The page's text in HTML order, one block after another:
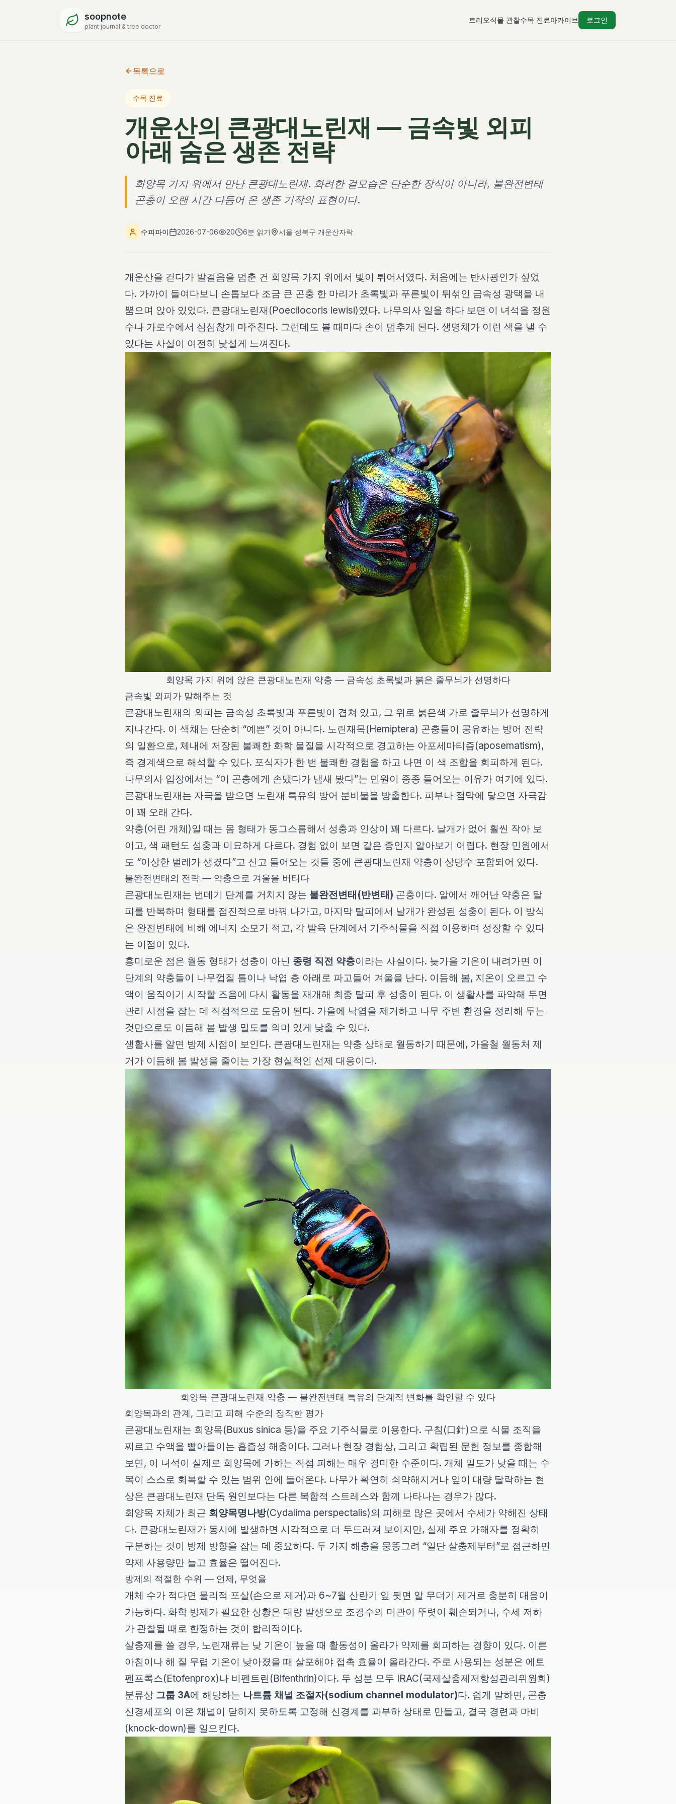
soopnote
plant journal & tree doctor
트리오식물 관찰수목 진료아카이브 로그인
목록으로
수목 진료
개운산의 큰광대노린재 — 금속빛 외피
아래 숨은 생존 전략
회양목 가지 위에서 만난 큰광대노린재. 화려한 겉모습은 단순한 장식이 아니라, 불완전변태
곤충이 오랜 시간 다듬어 온 생존 기작의 표현이다.
수피파이 2026-07-06 20 6분 읽기 서울 성북구 개운산자락
개운산을 걷다가 발걸음을 멈춘 건 회양목 가지 위에서 빛이 튀어서였다. 처음에는 반사광인가 싶었
다. 가까이 들여다보니 손톱보다 조금 큰 곤충 한 마리가 초록빛과 푸른빛이 뒤섞인 금속성 광택을 내
뿜으며 앉아 있었다. 큰광대노린재(Poecilocoris lewisi)였다. 나무의사 일을 하다 보면 이 녀석을 정원
수나 가로수에서 심심찮게 마주친다. 그런데도 볼 때마다 손이 멈추게 된다. 생명체가 이런 색을 낼 수
있다는 사실이 여전히 낯설게 느껴진다.
회양목 가지 위에 앉은 큰광대노린재 약충 — 금속성 초록빛과 붉은 줄무늬가 선명하다
금속빛 외피가 말해주는 것
큰광대노린재의 외피는 금속성 초록빛과 푸른빛이 겹쳐 있고, 그 위로 붉은색 가로 줄무늬가 선명하게
지나간다. 이 색채는 단순히 “예쁜” 것이 아니다. 노린재목(Hemiptera) 곤충들이 공유하는 방어 전략
의 일환으로, 체내에 저장된 불쾌한 화학 물질을 시각적으로 경고하는 아포세마티즘(aposematism),
즉 경계색으로 해석할 수 있다. 포식자가 한 번 불쾌한 경험을 하고 나면 이 색 조합을 회피하게 된다.
나무의사 입장에서는 “이 곤충에게 손댔다가 냄새 봤다”는 민원이 종종 들어오는 이유가 여기에 있다.
큰광대노린재는 자극을 받으면 노린재 특유의 방어 분비물을 방출한다. 피부나 점막에 닿으면 자극감
이 꽤 오래 간다.
약충(어린 개체)일 때는 몸 형태가 동그스름해서 성충과 인상이 꽤 다르다. 날개가 없어 훨씬 작아 보
이고, 색 패턴도 성충과 미묘하게 다르다. 경험 없이 보면 같은 종인지 알아보기 어렵다. 현장 민원에서
도 “이상한 벌레가 생겼다”고 신고 들어오는 것들 중에 큰광대노린재 약충이 상당수 포함되어 있다.
불완전변태의 전략 — 약충으로 겨울을 버티다
큰광대노린재는 번데기 단계를 거치지 않는 불완전변태(반변태) 곤충이다. 알에서 깨어난 약충은 탈
피를 반복하며 형태를 점진적으로 바꿔 나가고, 마지막 탈피에서 날개가 완성된 성충이 된다. 이 방식
은 완전변태에 비해 에너지 소모가 적고, 각 발육 단계에서 기주식물을 직접 이용하며 성장할 수 있다
는 이점이 있다.
흥미로운 점은 월동 형태가 성충이 아닌 종령 직전 약충이라는 사실이다. 늦가을 기온이 내려가면 이
단계의 약충들이 나무껍질 틈이나 낙엽 층 아래로 파고들어 겨울을 난다. 이듬해 봄, 지온이 오르고 수
액이 움직이기 시작할 즈음에 다시 활동을 재개해 최종 탈피 후 성충이 된다. 이 생활사를 파악해 두면
관리 시점을 잡는 데 직접적으로 도움이 된다. 가을에 낙엽을 제거하고 나무 주변 환경을 정리해 두는
것만으로도 이듬해 봄 발생 밀도를 의미 있게 낮출 수 있다.
생활사를 알면 방제 시점이 보인다. 큰광대노린재는 약충 상태로 월동하기 때문에, 가을철 월동처 제
거가 이듬해 봄 발생을 줄이는 가장 현실적인 선제 대응이다.
회양목 큰광대노린재 약충 — 불완전변태 특유의 단계적 변화를 확인할 수 있다
회양목과의 관계, 그리고 피해 수준의 정직한 평가
큰광대노린재는 회양목(Buxus sinica 등)을 주요 기주식물로 이용한다. 구침(口針)으로 식물 조직을
찌르고 수액을 빨아들이는 흡즙성 해충이다. 그러나 현장 경험상, 그리고 확립된 문헌 정보를 종합해
보면, 이 녀석이 실제로 회양목에 가하는 직접 피해는 매우 경미한 수준이다. 개체 밀도가 낮을 때는 수
목이 스스로 회복할 수 있는 범위 안에 들어온다. 나무가 확연히 쇠약해지거나 잎이 대량 탈락하는 현
상은 큰광대노린재 단독 원인보다는 다른 복합적 스트레스와 함께 나타나는 경우가 많다.
회양목 자체가 최근 회양목명나방(Cydalima perspectalis)의 피해로 많은 곳에서 수세가 약해진 상태
다. 큰광대노린재가 동시에 발생하면 시각적으로 더 두드러져 보이지만, 실제 주요 가해자를 정확히
구분하는 것이 방제 방향을 잡는 데 중요하다. 두 가지 해충을 뭉뚱그려 “일단 살충제부터”로 접근하면
약제 사용량만 늘고 효율은 떨어진다.
방제의 적절한 수위 — 언제, 무엇을
개체 수가 적다면 물리적 포살(손으로 제거)과 6~7월 산란기 잎 뒷면 알 무더기 제거로 충분히 대응이
가능하다. 화학 방제가 필요한 상황은 대량 발생으로 조경수의 미관이 뚜렷이 훼손되거나, 수세 저하
가 관찰될 때로 한정하는 것이 합리적이다.
살충제를 쓸 경우, 노린재류는 낮 기온이 높을 때 활동성이 올라가 약제를 회피하는 경향이 있다. 이른
아침이나 해 질 무렵 기온이 낮아졌을 때 살포해야 접촉 효율이 올라간다. 주로 사용되는 성분은 에토
펜프록스(Etofenprox)나 비펜트린(Bifenthrin)이다. 두 성분 모두 IRAC(국제살충제저항성관리위원회)
분류상 그룹 3A에 해당하는 나트륨 채널 조절자(sodium channel modulator)다. 쉽게 말하면, 곤충
신경세포의 이온 채널이 닫히지 못하도록 고정해 신경계를 과부하 상태로 만들고, 결국 경련과 마비
(knock-down)를 일으킨다.